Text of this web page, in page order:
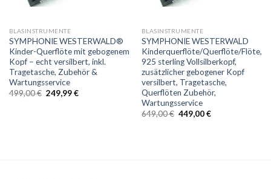
BLASINSTRUMENTE
SYMPHONIE WESTERWALD®
Kinder-Querflöte mit gebogenem
Kopf – echt versilbert, inkl.
Tragetasche, Zubehör &
Wartungsservice
499,00€ Ursprünglicher
Preis
249,99€Aktueller
BLASINSTRUMENTE
SYMPHONIE WESTERWALD
Kinderquerflöte/Querflöte/Flöte,
925 sterling Vollsilberkopf,
zusätzlicher gebogener Kopf
versilbert, Tragetasche,
Querflöten Zubehör,
Wartungsservice
649,00€ Ursprünglicher
Preis
449,00€Aktueller